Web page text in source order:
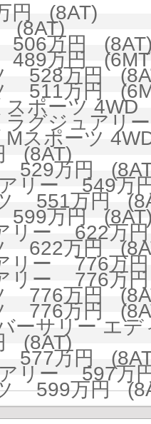
円 (8AT)
(8AT)
506万円
489万円
528万円
511万円
スポーツ
ラグジュア
Mスポーツ
(8AT)
529万円
アリー 549万
551万円
599万円
リー 622万
622万円
リー 776万
リー 776万
776万円
776万円
ーサリー エ
(8AT)
577万円
アリー 597万
599万円